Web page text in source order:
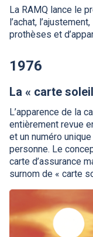
La RAMQ lance le
l’achat,
prothèses et
1976
La « carte
L’apparence de la
entièrement revue
et un numéro
personne. Le
carte d’assurance
surnom de « carte